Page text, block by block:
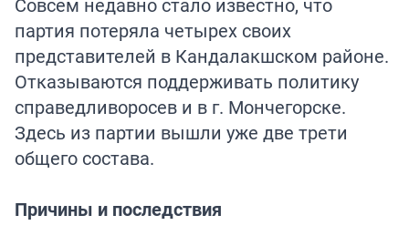
партия потеряла четырех своих
представителей в Кандалакшском районе.
Отказываются поддерживать политику
справедливоросев и в г. Мончегорске.
Здесь из партии вышли уже две трети
общего состава.
Причины и последствия